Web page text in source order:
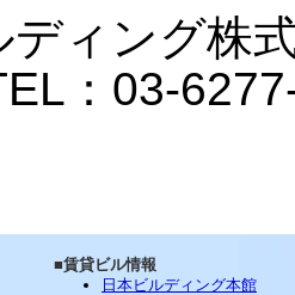
ディング株
：03-
■賃貸ビル情報
日本ビルディング本館